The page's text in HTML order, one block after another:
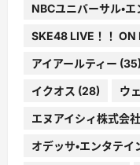
NBCユニバーサル・
SKE48 LIVE！！ ON
アイアールティー (35)
イクオス (28) ウ
エヌアイシィ株式会社
オデッサ・エンタテイ